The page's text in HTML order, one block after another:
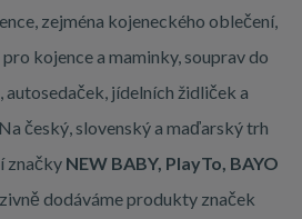
zejména kojeneckého oblečení,
kojence a maminky, souprav do
jídelních židliček a
český, slovenský a maďarský trh
značky NEW BABY, PlayTo, BAYO
dodáváme produkty značek